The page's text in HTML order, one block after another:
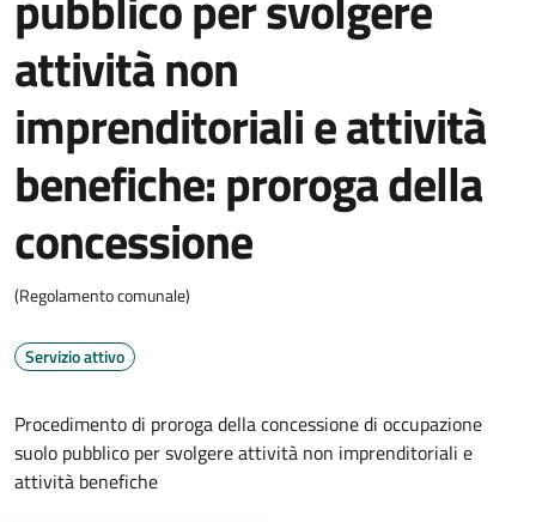
attività non
imprenditoriali e attività
benefiche: proroga della
concessione
(Regolamento comunale)
Servizio attivo
Procedimento di proroga della concessione di occupazione
suolo pubblico per svolgere attività non imprenditoriali e
attività benefiche